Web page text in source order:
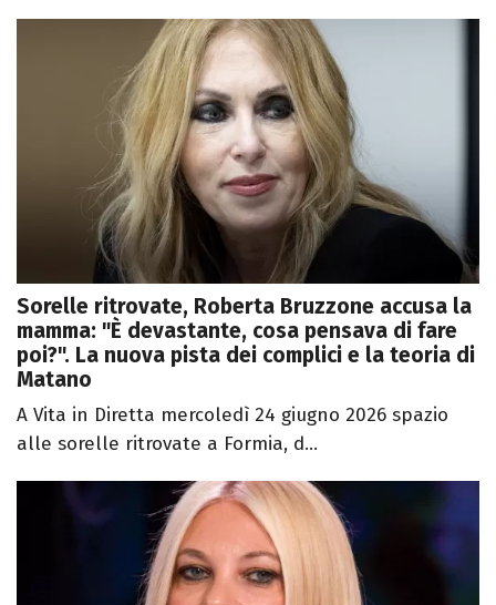
Sorelle ritrovate, Roberta Bruzzone accusa la
mamma: "È devastante, cosa pensava di fare
poi?". La nuova pista dei complici e la teoria di
Matano
A Vita in Diretta mercoledì 24 giugno 2026 spazio
alle sorelle ritrovate a Formia, d...